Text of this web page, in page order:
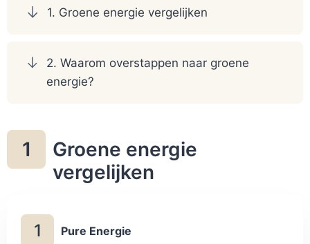
1. Groene energie vergelijken
2. Waarom overstappen naar groene
energie?
1
Groene energie
vergelijken
1 Pure Energie